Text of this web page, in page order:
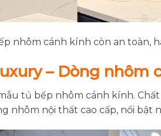
nhôm cánh kính còn an toàn,
– Dòng nhôm
tủ bếp nhôm cánh kính.
nhôm nội thất cao cấp, nổi bật